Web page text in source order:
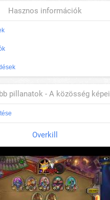
Hasznos információk
pillanatok - A közösség képei
Overkill